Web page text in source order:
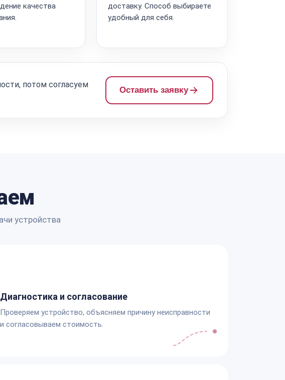
качества
доставку. Способ выбираете
удобный для себя.
потом согласуем
Оставить заявку
устройства
Диагностика и согласование
Проверяем устройство, объясняем причину неисправности
и согласовываем стоимость.